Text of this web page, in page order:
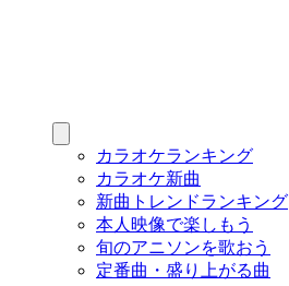
カラオケランキング
カラオケ新曲
新曲トレンドランキング
本人映像で楽しもう
旬のアニソンを歌おう
定番曲・盛り上がる曲